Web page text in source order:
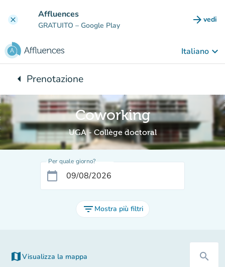
clear Affluences
GRATUITO – Google Play arrow_forward vedi
Italiano keyboard_arrow_down
arrow_leftTorna a:
Prenotazione
Coworking
UGA - Collège doctoral
Per quale giorno?
calendar_today
filter_list Mostra più filtri
map Visualizza la mappa search